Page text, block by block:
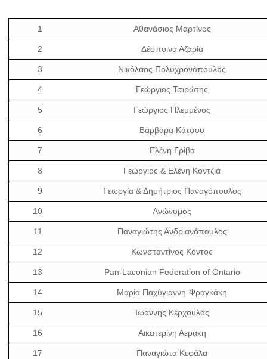
1 Αθανάσιος Μαρτίνος
2 Δέσποινα Αζαρία
3 Νικόλαος Πολυχρονόπουλος
4 Γεώργιος Τσιρώτης
5 Γεώργιος Πλεμμένος
6 Βαρβάρα Κάτσου
7 Ελένη Γρίβα
8 Γεώργιος & Ελένη Κοντζιά
9 Γεωργία & Δημήτριος Παναγόπουλος
10 Ανώνυμος
11 Παναγιώτης Ανδριανόπουλος
12 Κωνσταντίνος Κόντος
13 Pan-Laconian Federation of Ontario
14 Μαρία Παχύγιαννη-Φραγκάκη
15 Ιωάννης Κερχουλάς
16 Αικατερίνη Αεράκη
17 Παναγιώτα Κεφάλα